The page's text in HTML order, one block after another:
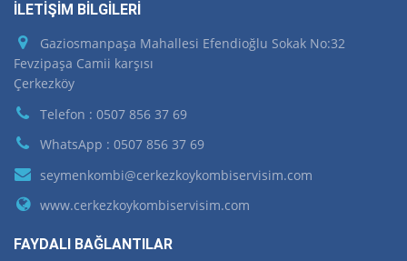
İLETİŞİM BİLGİLERİ
Gaziosmanpaşa Mahallesi Efendioğlu Sokak No:32
Fevzipaşa Camii karşısı
Çerkezköy
Telefon : 0507 856 37 69
WhatsApp : 0507 856 37 69
seymenkombi@cerkezkoykombiservisim.com
www.cerkezkoykombiservisim.com
FAYDALI BAĞLANTILAR